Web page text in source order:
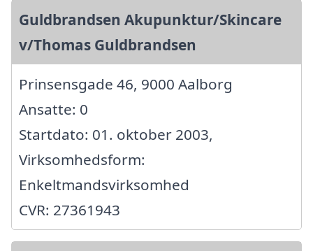
Guldbrandsen Akupunktur/Skincare
v/Thomas Guldbrandsen
Prinsensgade 46, 9000 Aalborg
Ansatte: 0
Startdato: 01. oktober 2003,
Virksomhedsform:
Enkeltmandsvirksomhed
CVR: 27361943